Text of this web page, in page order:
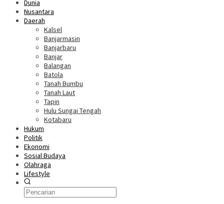
Dunia
Nusantara
Daerah
Kalsel
Banjarmasin
Banjarbaru
Banjar
Balangan
Batola
Tanah Bumbu
Tanah Laut
Tapin
Hulu Sungai Tengah
Kotabaru
Hukum
Politik
Ekonomi
Sosial Budaya
Olahraga
Lifestyle